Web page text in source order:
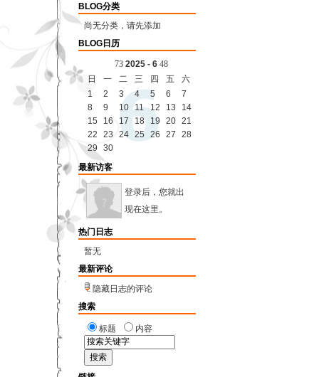
BLOG分类
尚无分类，请先添加
BLOG日历
73 2025 - 6 48
日
一 二 三 四 五
六
1
2 3 4 5 6
7
8
9 10 11 12 13
14
15
16 17 18 19 20 21
22
23 24 25 26 27
28
29
30
最新访客
登录后，您就出
现在这里。
热门日志
暂无
最新评论
隐藏日志的评论
搜索
标题 内容